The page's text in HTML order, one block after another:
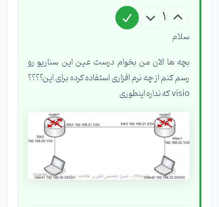
1
سلام
بچه ها الان من بخوام درست عین این سناریو رو
رسم کنم از چه نرم افزاری استفاده کرده برای این؟؟؟؟
visio که نداره اینطوری